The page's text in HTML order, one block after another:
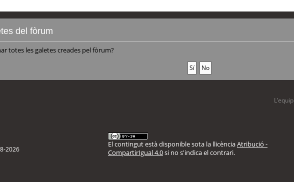
del fòrum
totes les galetes creades pel fòrum?
L’equip
2026
El contingut està disponible sota la llicènciaAtribució -
CompartirIgual 4.0si no s'indica el contrari.